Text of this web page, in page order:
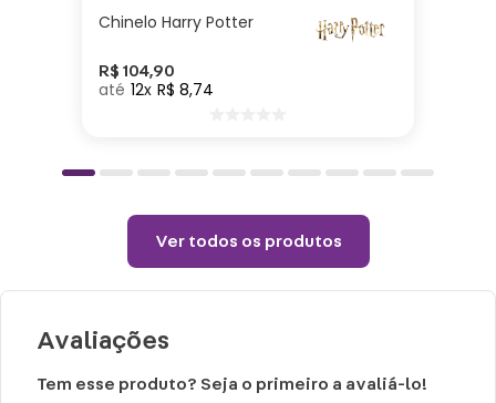
Cuidados e recomendações de uso:
Passar com temperatura máxima de 110°
(sem vapor).
Permitido uso de centrifuga e máquina
Temperatura máxima de lavagem 40°.
Não limpar a seco.
Chinelo Harry Potter
R$ 104,90
12 R$ 8,74
Ver todos os produtos
Avaliações
Tem esse produto? Seja o primeiro a avaliá-lo!